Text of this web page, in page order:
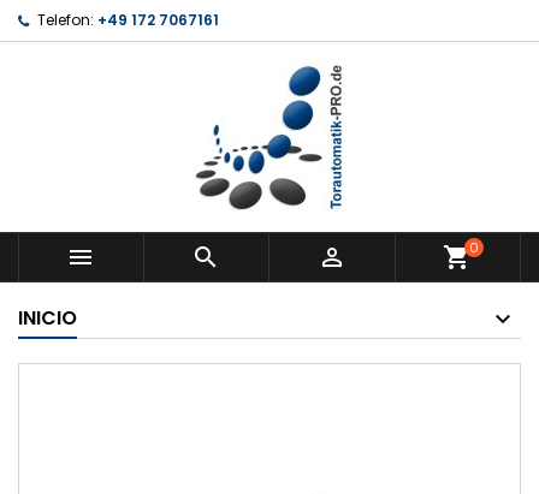
Telefon: +49 172 7067161
   shopping_cart0
INICIO